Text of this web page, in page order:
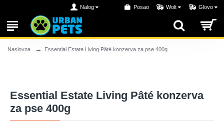
Nalog Posao Wolt Glovo
Naslovna Essential Estate Living Pâté konzerva za pse 400g
Essential Estate Living Pâté konzerva
za pse 400g